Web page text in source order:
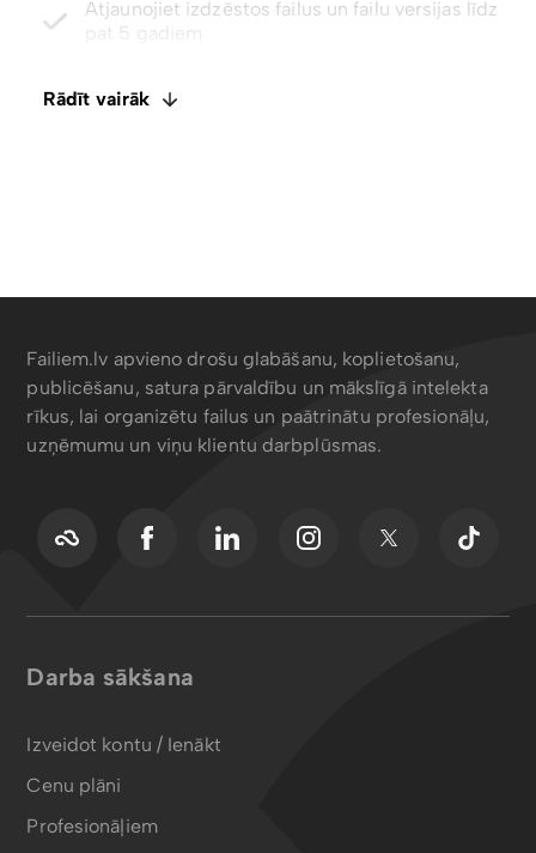
Rādīt vairāk
Integrēts E-paraksts. Komentāri un failu
ietagošana
Atspējot lejupielādes ar tikai skatīšanas piekļuvi
Failiem.lv apvieno drošu glabāšanu, koplietošanu,
publicēšanu, satura pārvaldību un mākslīgā intelekta
rīkus, lai organizētu failus un paātrinātu profesionāļu,
uzņēmumu un viņu klientu darbplūsmas.
Darba sākšana
Izveidot kontu / Ienākt
Cenu plāni
Profesionāļiem